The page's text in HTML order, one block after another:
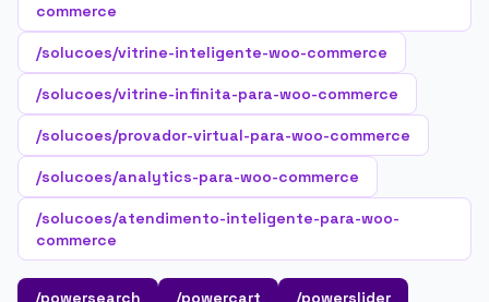
commerce
/solucoes/vitrine-inteligente-woo-commerce
/solucoes/vitrine-infinita-para-woo-commerce
/solucoes/provador-virtual-para-woo-commerce
/solucoes/analytics-para-woo-commerce
/solucoes/atendimento-inteligente-para-woo-
commerce
/powersearch /powercart /powerslider